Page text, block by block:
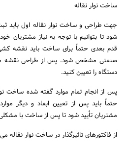
ساخت نوار نقاله
جهت طراحی و ساخت نوار نقاله اول باید
شود تا بتوانیم با توجه به نیاز مشتریان
قدم بعدی حتماً برای ساخت باید نقشه
صنعتی مشخص شود. پس از طراحی نقشه
دستگاه را تعیین کنید.
پس از انجام تمام موارد گفته شده ساخت
حتماً باید پس از تعیین ابعاد و دیگر
مشتریان تأیید شود تا پس از ساخت با
از فاکتورهای تاثیرگذار در ساخت نوار نقاله